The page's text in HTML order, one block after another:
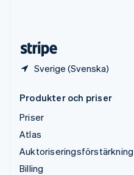
Sverige (Svenska)
Produkter och priser
Priser
Atlas
Auktoriseringsförstärkning
Billing